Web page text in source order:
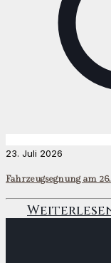
23. Juli 2026
Fahrzeugsegnung am